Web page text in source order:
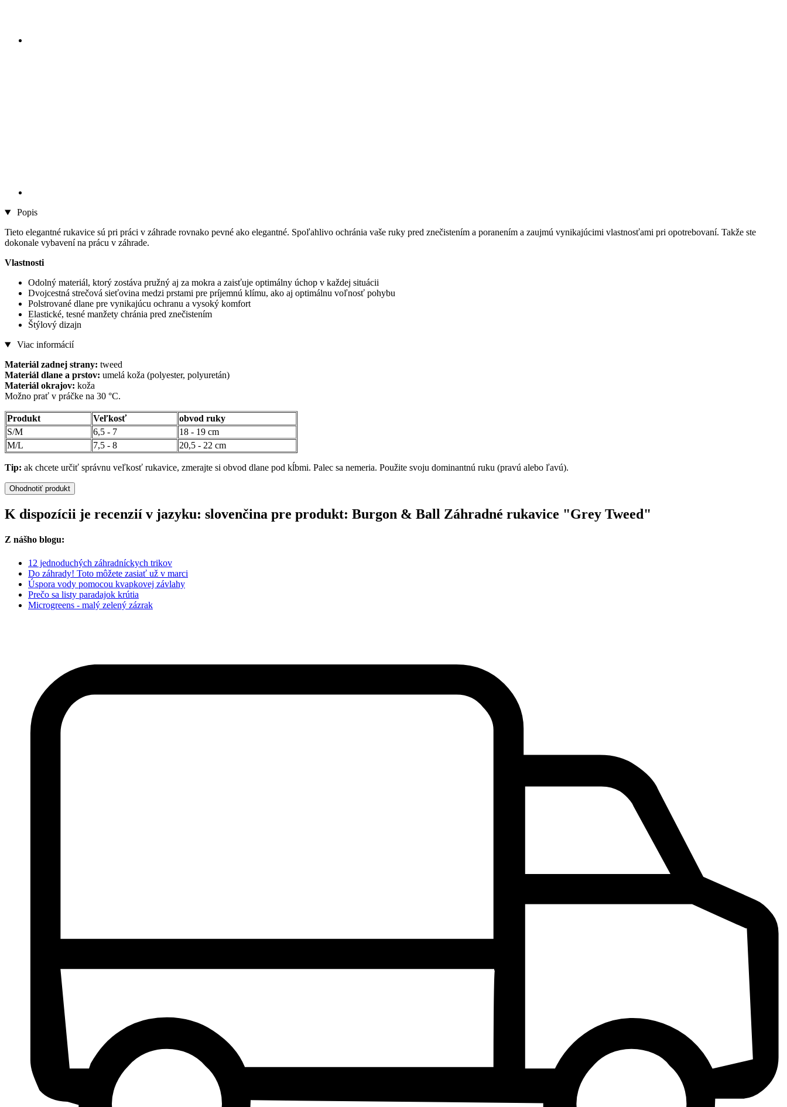
Popis
Tieto elegantné rukavice sú pri práci v záhrade rovnako pevné ako elegantné. Spoľahlivo ochránia vaše ruky pred znečistením a poranením a zaujmú vynikajúcimi vlastnosťami pri opotrebovaní. Takže ste
dokonale vybavení na prácu v záhrade.
Vlastnosti
Odolný materiál, ktorý zostáva pružný aj za mokra a zaisťuje optimálny úchop v každej situácii
Dvojcestná strečová sieťovina medzi prstami pre príjemnú klímu, ako aj optimálnu voľnosť pohybu
Polstrované dlane pre vynikajúcu ochranu a vysoký komfort
Elastické, tesné manžety chránia pred znečistením
Štýlový dizajn
Viac informácií
Materiál zadnej strany: tweed
Materiál dlane a prstov: umelá koža (polyester, polyuretán)
Materiál okrajov: koža
Možno prať v práčke na 30 °C.
Produkt Veľkosť
obvod ruky
S/M
6,5 - 7
18 - 19 cm
M/L
7,5 - 8 20,5 - 22 cm
Tip: ak chcete určiť správnu veľkosť rukavice, zmerajte si obvod dlane pod kĺbmi. Palec sa nemeria. Použite svoju dominantnú ruku (pravú alebo ľavú).
Ohodnotiť produkt
K dispozícii je recenzií v jazyku: slovenčina pre produkt: Burgon & Ball Záhradné rukavice "Grey Tweed"
Z nášho blogu:
12 jednoduchých záhradníckych trikov
Do záhrady! Toto môžete zasiať už v marci
Úspora vody pomocou kvapkovej závlahy
Prečo sa listy paradajok krútia
Microgreens - malý zelený zázrak